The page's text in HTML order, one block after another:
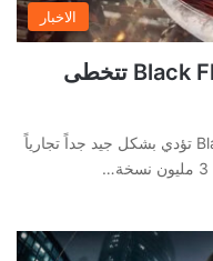
الاخبار
مبيعات Black Flag Resynced تتخطى
لا تزال لعبة Black Flag Resynced تؤدي بشكل جيد جداً تجارياً